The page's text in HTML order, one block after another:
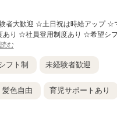
者大歓迎 ☆土日祝は時給アップ ☆
あり ☆社員登用制度あり ☆希望シ
む
フト制 未経験者歓迎
髪色自由 育児サポートあり